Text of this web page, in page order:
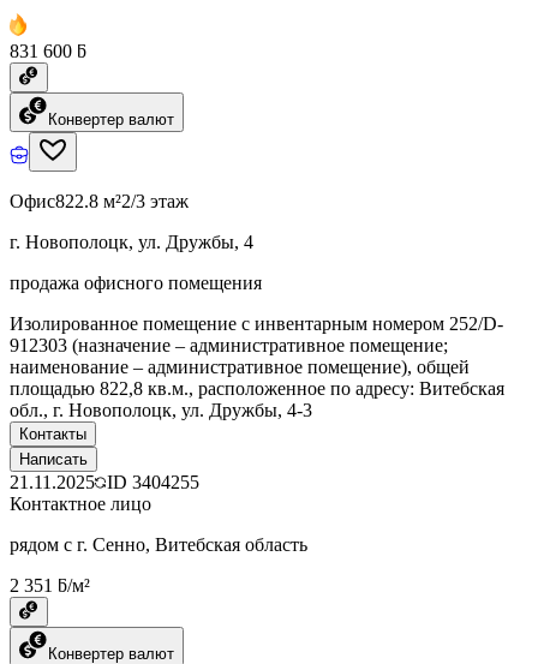
831 600 ƃ
Конвертер валют
Офис822.8 м²2/3 этаж
г. Новополоцк, ул. Дружбы, 4
продажа офисного помещения
Изолированное помещение с инвентарным номером 252/D-
912303 (назначение – административное помещение;
наименование – административное помещение), общей
площадью 822,8 кв.м., расположенное по адресу: Витебская
обл., г. Новополоцк, ул. Дружбы, 4-3
Контакты
Написать
21.11.2025 ID 3404255
Контактное лицо
рядом с г. Сенно, Витебская область
2 351 ƃ/м²
Конвертер валют